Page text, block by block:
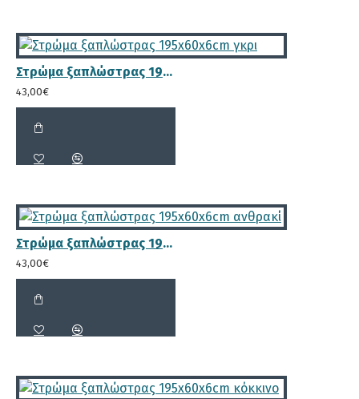
Στρώμα ξαπλώστρας 195x60x6cm γκρι
43,00€
Στρώμα ξαπλώστρας 195x60x6cm ανθρακί
43,00€